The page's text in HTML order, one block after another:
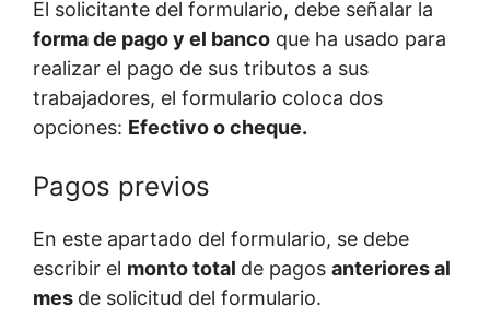
El solicitante del formulario, debe señalar la
forma de pago y el banco que ha usado para
realizar el pago de sus tributos a sus
trabajadores, el formulario coloca dos
opciones: Efectivo o cheque.
Pagos previos
En este apartado del formulario, se debe
escribir el monto total de pagos anteriores al
mes de solicitud del formulario.